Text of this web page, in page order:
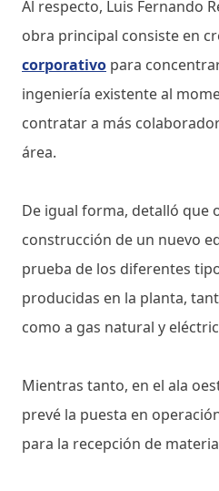
Al respecto, Luis Fernando
obra principal consiste en
corporativo para
ingeniería existente al
contratar a más
área.
De igual forma, detalló que
construcción de un nuevo
prueba de los diferentes
producidas en la planta,
como a gas natural y
Mientras tanto, en el ala
prevé la puesta en
para la recepción de